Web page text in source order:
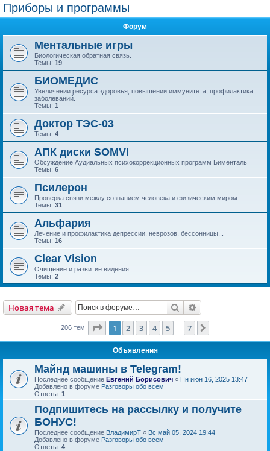
Приборы и программы
Форум
Ментальные игры
Биологическая обратная связь.
Темы: 19
БИОМЕДИС
Увеличении ресурса здоровья, повышении иммунитета, профилактика
заболеваний.
Темы: 1
Доктор ТЭС-03
Темы: 4
АПК диски SOMVI
Обсуждение Аудиальных психокоррекционных программ Бименталь
Темы: 6
Псилерон
Проверка связи между сознанием человека и физическим миром
Темы: 31
Альфария
Лечение и профилактика депрессии, неврозов, бессонницы...
Темы: 16
Clear Vision
Очищение и развитие видения.
Темы: 2
Новая тема Поиск
206 тем Страница из
1 2 3 4 5 7
Объявления
Майнд машины в Telegram!
Последнее сообщение Евгений Борисович « Пн июн 16, 2025 13:47
Добавлено в форуме Разговоры обо всем
Ответы: 1
Подпишитесь на рассылку и получите
БОНУС!
Последнее сообщение ВладимирТ « Вс май 05, 2024 19:44
Добавлено в форуме Разговоры обо всем
Ответы: 4